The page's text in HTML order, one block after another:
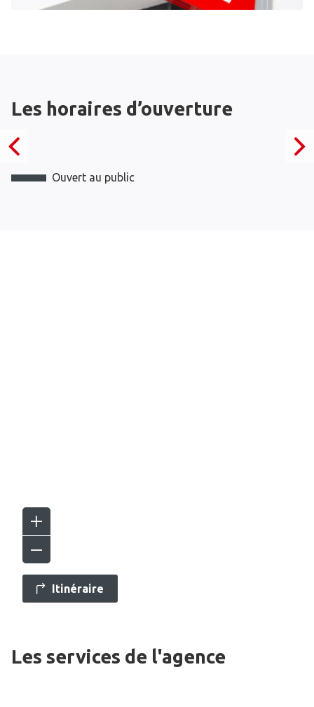
Les horaires d’ouverture
Ouvert au public
Itinéraire
Les services de l'agence